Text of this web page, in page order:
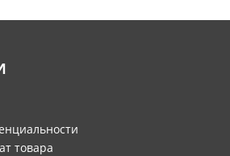
товара